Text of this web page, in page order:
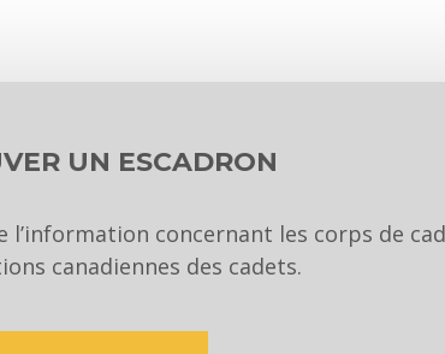
UN ESCADRON
concernant les corps de
canadiennes des cadets.